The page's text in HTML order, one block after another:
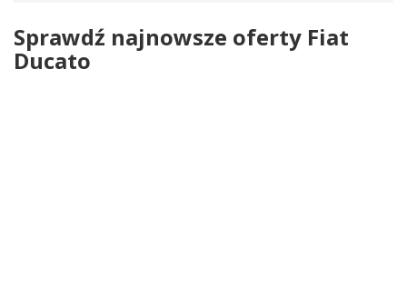
Sprawdź najnowsze oferty Fiat
Ducato